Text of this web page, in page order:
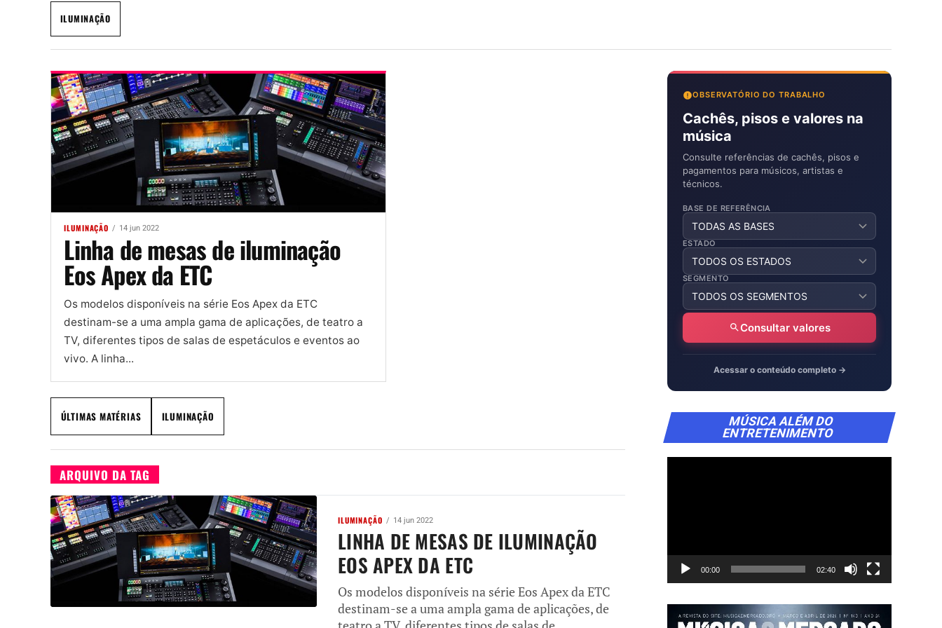
ILUMINAÇÃO
ILUMINAÇÃO 14 jun 2022
Linha de mesas de iluminação
Eos Apex da ETC
Os modelos disponíveis na série Eos Apex da ETC
destinam-se a uma ampla gama de aplicações, de teatro a
TV, diferentes tipos de salas de espetáculos e eventos ao
vivo. A linha...
ÚLTIMAS MATÉRIAS ILUMINAÇÃO
ARQUIVO DA TAG
ILUMINAÇÃO 14 jun 2022
LINHA DE MESAS DE ILUMINAÇÃO
EOS APEX DA ETC
Os modelos disponíveis na série Eos Apex da ETC
destinam-se a uma ampla gama de aplicações, de
OBSERVATÓRIO DO TRABALHO
Cachês, pisos e valores na
música
Consulte referências de cachês, pisos e
pagamentos para músicos, artistas e
técnicos.
BASE DE REFERÊNCIA
ESTADO
SEGMENTO
Consultar valores
Acessar o conteúdo completo →
MÚSICA ALÉM DO
ENTRETENIMENTO
Tocador
de
00:00 02:40